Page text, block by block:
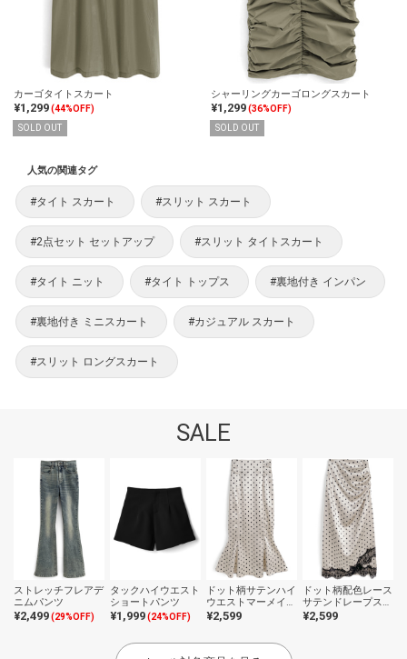
カーゴタイトスカート
¥1,299(44%OFF)
SOLD OUT
シャーリングカーゴロングスカート
¥1,299(36%OFF)
SOLD OUT
人気の関連タグ
#タイト スカート #スリット スカート
#2点セット セットアップ #スリット タイトスカート
#タイト ニット #タイト トップス #裏地付き インパン
#裏地付き ミニスカート #カジュアル スカート
#スリット ロングスカート
SALE
ストレッチフレアデ
ニムパンツ
¥2,499(29%OFF)
タックハイウエスト
ショートパンツ
¥1,999(24%OFF)
ドット柄サテンハイ
ウエストマーメイド
スカート
¥2,599
ドット柄配色レース
サテンドレープスカ
ート
¥2,599